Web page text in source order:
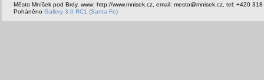
Město Mníšek pod Brdy, www: http://www.mnisek.cz, email: mesto@mnisek.cz, tel: +420
Poháněno Gallery 3.0 RC1 (Santa Fe)